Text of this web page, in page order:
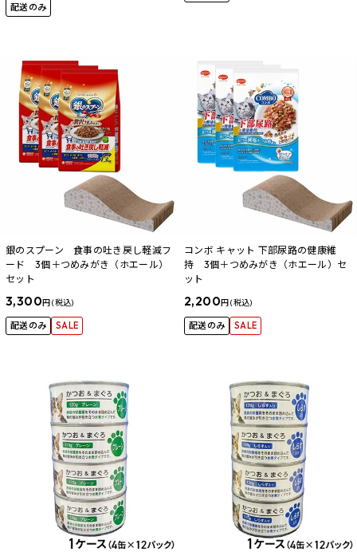
配送のみ
銀のスプーン 食事の吐き戻し軽減フ
ード 3個＋つめみがき（ホエール）
セット
3,300円 (税込)
配送のみ SALE
コンボ キャット 下部尿路の健康維
持 3個＋つめみがき（ホエール）セ
ット
2,200円 (税込)
配送のみ SALE